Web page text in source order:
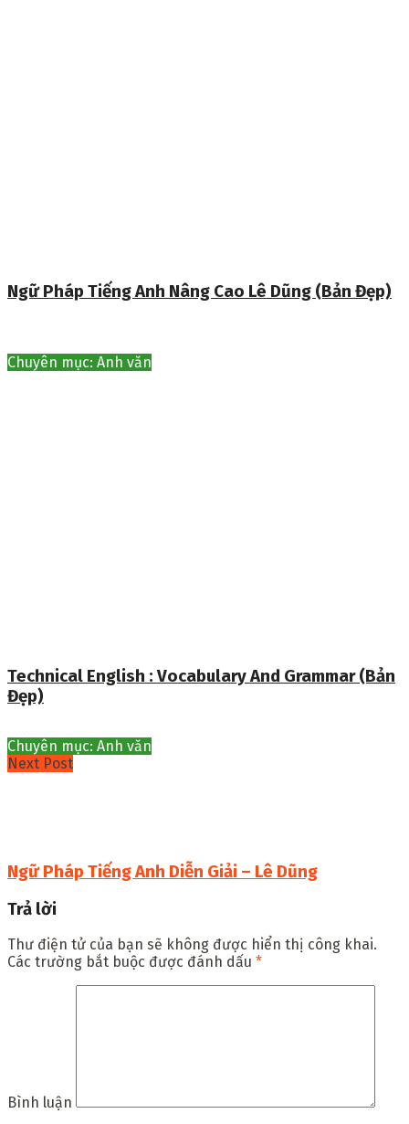
Ngữ Pháp Tiếng Anh Nâng Cao Lê Dũng (Bản Đẹp)
Chuyên mục: Anh văn
Technical English : Vocabulary And Grammar (Bản
Đẹp)
Chuyên mục: Anh văn
Next Post
Ngữ Pháp Tiếng Anh Diễn Giải – Lê Dũng
Trả lời
Thư điện tử của bạn sẽ không được hiển thị công khai.
Các trường bắt buộc được đánh dấu *
Bình luận